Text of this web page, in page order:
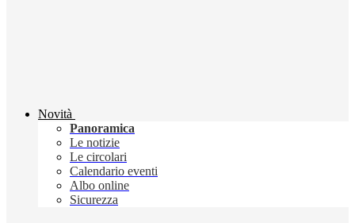
Novità
Panoramica
Le notizie
Le circolari
Calendario eventi
Albo online
Sicurezza